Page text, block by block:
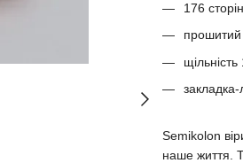
176
прошитий
закладка-
Semikolon
наше життя.